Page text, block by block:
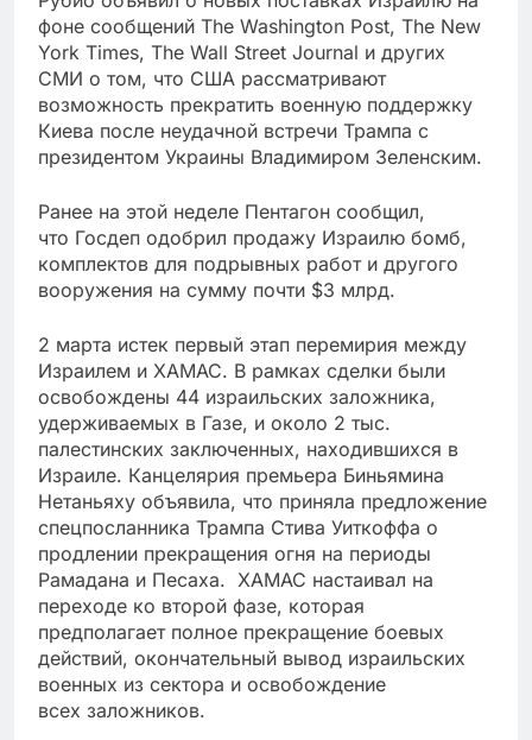
фоне сообщений The Washington Post, The New
York Times, The Wall Street Journal и других
СМИ о том, что США рассматривают
возможность прекратить военную поддержку
Киева после неудачной встречи Трампа с
президентом Украины Владимиром Зеленским.
Ранее на этой неделе Пентагон сообщил,
что Госдеп одобрил продажу Израилю бомб,
комплектов для подрывных работ и другого
вооружения на сумму почти $3 млрд.
2 марта истек первый этап перемирия между
Израилем и ХАМАС. В рамках сделки были
освобождены 44 израильских заложника,
удерживаемых в Газе, и около 2 тыс.
палестинских заключенных, находившихся в
Израиле. Канцелярия премьера Биньямина
Нетаньяху объявила, что приняла предложение
спецпосланника Трампа Стива Уиткоффа о
продлении прекращения огня на периоды
Рамадана и Песаха. ХАМАС настаивал на
переходе ко второй фазе, которая
предполагает полное прекращение боевых
действий, окончательный вывод израильских
военных из сектора и освобождение
всех заложников.